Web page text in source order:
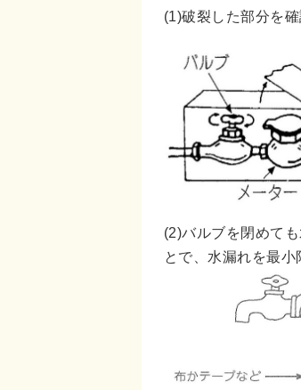
(1)破裂した部分を
(2)バルブを閉めて
とで、水漏れを最小